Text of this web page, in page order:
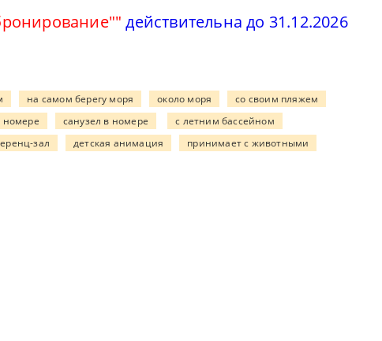
действительна до 31.12.2026
на самом берегу моря около моря
со своим пляжем
номере санузел в номере
с летним бассейном
зал детская анимация
принимает с животными